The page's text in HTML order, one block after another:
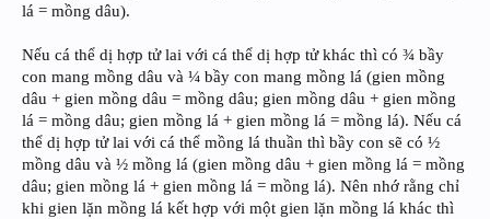
lá = mồng dâu).
Nếu cá thể dị hợp tử lai với cá thể dị hợp tử khác thì có ¾ bầy
con mang mồng dâu và ¼ bầy con mang mồng lá (gien mồng
dâu + gien mồng dâu = mồng dâu; gien mồng dâu + gien mồng
lá = mồng dâu; gien mồng lá + gien mồng lá = mồng lá). Nếu cá
thể dị hợp tử lai với cá thể mồng lá thuần thì bầy con sẽ có ½
mồng dâu và ½ mồng lá (gien mồng dâu + gien mồng lá = mồng
dâu; gien mồng lá + gien mồng lá = mồng lá). Nên nhớ rằng chỉ
khi gien lặn mồng lá kết hợp với một gien lặn mồng lá khác thì